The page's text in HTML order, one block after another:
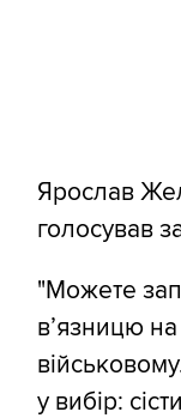
Ярослав
голосував
"Можете
вʼязницю
у вибір: